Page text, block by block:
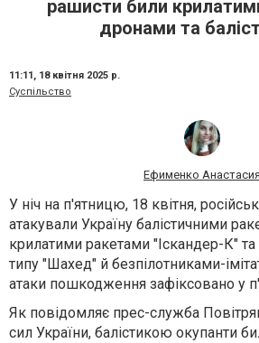
рашисти били
дронами та
11:11, 18 квітня 2025 р.
Суспільство
Ефименко Анастасия
У ніч на п'ятницю, 18 квітня,
атакували Україну балістичними
крилатими ракетами "Іскандер-К"
типу "Шахед" й безпілотниками-
атаки пошкодження зафіксовано у
Як повідомляє прес-служба
сил України, балістикою окупанти